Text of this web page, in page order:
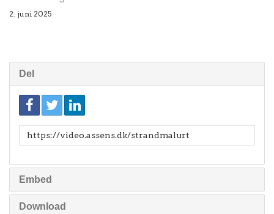
2. juni 2025
Del
Link
Embed
Download